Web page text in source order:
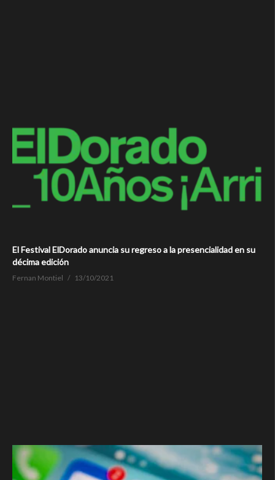
El Festival ElDorado anuncia su regreso a la presencialidad en su
décima edición
Fernan Montiel 13/10/2021